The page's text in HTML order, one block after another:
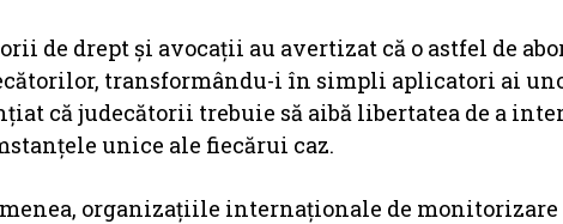
de drept și avocații au avertizat că o astfel de
transformându-i în simpli aplicatori ai
că judecătorii trebuie să aibă libertatea de a
unice ale fiecărui caz.
organizațiile internaționale de